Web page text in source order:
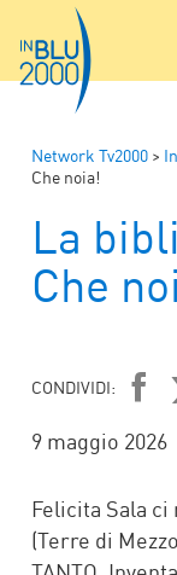
Network Tv2000 >
Che noia!
La
Che
CONDIVIDI:
9 maggio 2026
Felicita Sala ci
(Terre di